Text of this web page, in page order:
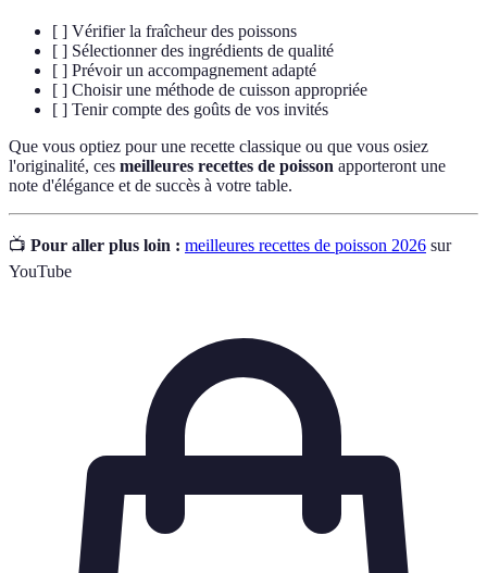
[ ] Vérifier la fraîcheur des poissons
[ ] Sélectionner des ingrédients de qualité
[ ] Prévoir un accompagnement adapté
[ ] Choisir une méthode de cuisson appropriée
[ ] Tenir compte des goûts de vos invités
Que vous optiez pour une recette classique ou que vous osiez
l'originalité, ces meilleures recettes de poisson apporteront une
note d'élégance et de succès à votre table.
📺 Pour aller plus loin : meilleures recettes de poisson 2026 sur
YouTube